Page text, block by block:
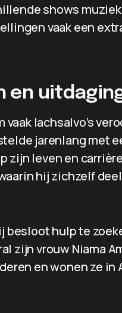
shows
vaak een
en
lachsalvo’s
jarenlang met
zijn leven en
hij zichzelf
besloot hulp te
zijn vrouw Niama
en wonen ze